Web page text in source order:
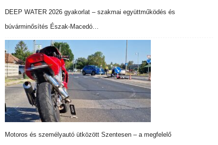
DEEP WATER 2026 gyakorlat – szakmai együttműködés és
búvárminősítés Észak-Macedó…
Motoros és személyautó ütközött Szentesen – a megfelelő